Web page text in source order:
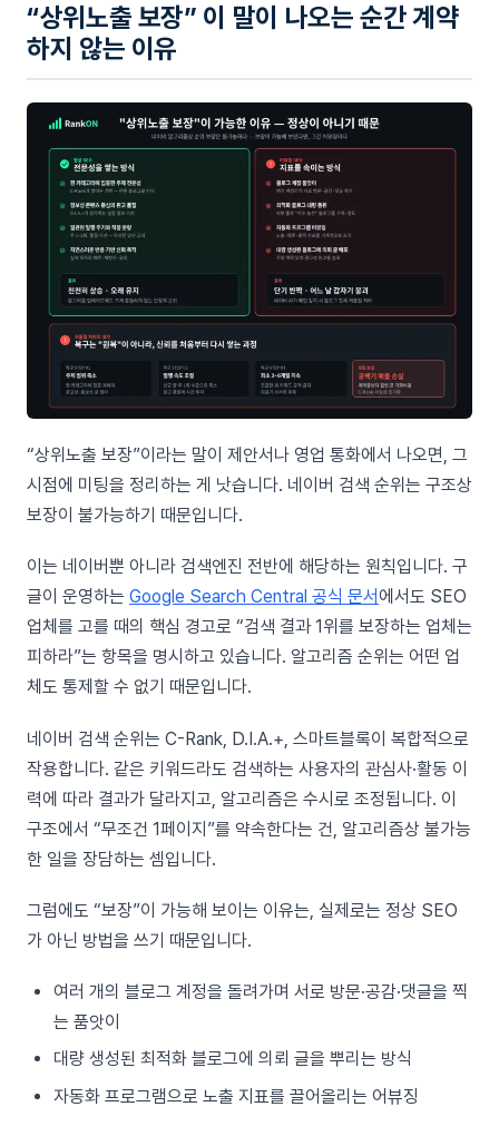
“상위노출 보장” 이 말이 나오는 순간 계약
하지 않는 이유
“상위노출 보장”이라는 말이 제안서나 영업 통화에서 나오면, 그
시점에 미팅을 정리하는 게 낫습니다. 네이버 검색 순위는 구조상
보장이 불가능하기 때문입니다.
이는 네이버뿐 아니라 검색엔진 전반에 해당하는 원칙입니다. 구
글이 운영하는 Google Search Central 공식 문서에서도 SEO
업체를 고를 때의 핵심 경고로 “검색 결과 1위를 보장하는 업체는
피하라”는 항목을 명시하고 있습니다. 알고리즘 순위는 어떤 업
체도 통제할 수 없기 때문입니다.
네이버 검색 순위는 C-Rank, D.I.A.+, 스마트블록이 복합적으로
작용합니다. 같은 키워드라도 검색하는 사용자의 관심사·활동 이
력에 따라 결과가 달라지고, 알고리즘은 수시로 조정됩니다. 이
구조에서 “무조건 1페이지”를 약속한다는 건, 알고리즘상 불가능
한 일을 장담하는 셈입니다.
그럼에도 “보장”이 가능해 보이는 이유는, 실제로는 정상 SEO
가 아닌 방법을 쓰기 때문입니다.
여러 개의 블로그 계정을 돌려가며 서로 방문·공감·댓글을 찍
는 품앗이
대량 생성된 최적화 블로그에 의뢰 글을 뿌리는 방식
자동화 프로그램으로 노출 지표를 끌어올리는 어뷰징